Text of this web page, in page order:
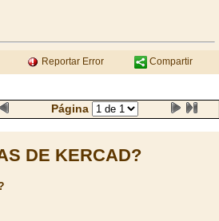
Reportar Error Compartir
Página
DE KERCAD?